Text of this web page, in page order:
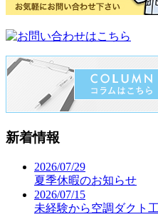
新着情報
2026/07/29
夏季休暇のお知らせ
2026/07/15
未経験から空調ダクト